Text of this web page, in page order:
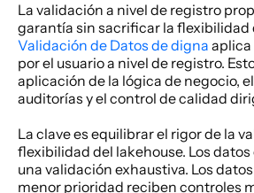
La validación a nivel de registro
garantía sin sacrificar la flexibilidad
Validación de Datos de digna aplica
por el usuario a nivel de registro.
aplicación de la lógica de negocio,
auditorías y el control de calidad
La clave es equilibrar el rigor de la
flexibilidad del lakehouse. Los
una validación exhaustiva. Los
menor prioridad reciben controles